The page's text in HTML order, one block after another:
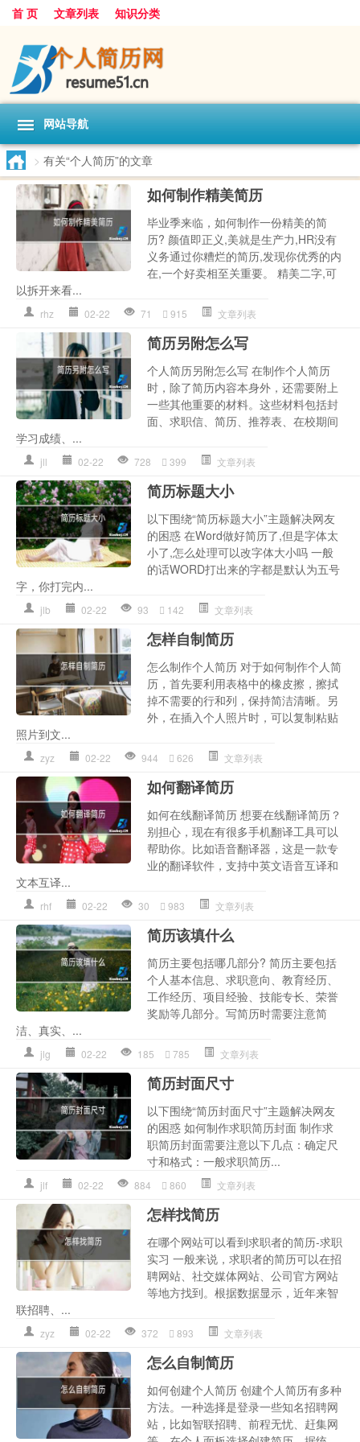
首 页 文章列表 知识分类
网站导航
> 有关“个人简历”的文章
如何制作精美简历
毕业季来临，如何制作一份精美的简
历? 颜值即正义,美就是生产力,HR没有
义务通过你糟烂的简历,发现你优秀的内
在,一个好卖相至关重要。 精美二字,可
以拆开来看...
rhz 02-22 71 915 文章列表
简历另附怎么写
个人简历另附怎么写 在制作个人简历
时，除了简历内容本身外，还需要附上
一些其他重要的材料。这些材料包括封
面、求职信、简历、推荐表、在校期间
学习成绩、...
jll 02-22 728 399 文章列表
简历标题大小
以下围绕“简历标题大小”主题解决网友
的困惑 在Word做好简历了,但是字体太
小了,怎么处理可以改字体大小吗 一般
的话WORD打出来的字都是默认为五号
字，你打完内...
jlb 02-22 93 142 文章列表
怎样自制简历
怎么制作个人简历 对于如何制作个人简
历，首先要利用表格中的橡皮擦，擦拭
掉不需要的行和列，保持简洁清晰。另
外，在插入个人照片时，可以复制粘贴
照片到文...
zyz 02-22 944 626 文章列表
如何翻译简历
如何在线翻译简历 想要在线翻译简历？
别担心，现在有很多手机翻译工具可以
帮助你。比如语音翻译器，这是一款专
业的翻译软件，支持中英文语音互译和
文本互译...
rhf 02-22 30 983 文章列表
简历该填什么
简历主要包括哪几部分? 简历主要包括
个人基本信息、求职意向、教育经历、
工作经历、项目经验、技能专长、荣誉
奖励等几部分。写简历时需要注意简
洁、真实、...
jlg 02-22 185 785 文章列表
简历封面尺寸
以下围绕“简历封面尺寸”主题解决网友
的困惑 如何制作求职简历封面 制作求
职简历封面需要注意以下几点：确定尺
寸和格式：一般求职简历...
jlf 02-22 884 860 文章列表
怎样找简历
在哪个网站可以看到求职者的简历-求职
实习 一般来说，求职者的简历可以在招
聘网站、社交媒体网站、公司官方网站
等地方找到。根据数据显示，近年来智
联招聘、...
zyz 02-22 372 893 文章列表
怎么自制简历
如何创建个人简历 创建个人简历有多种
方法。一种选择是登录一些知名招聘网
站，比如智联招聘、前程无忧、赶集网